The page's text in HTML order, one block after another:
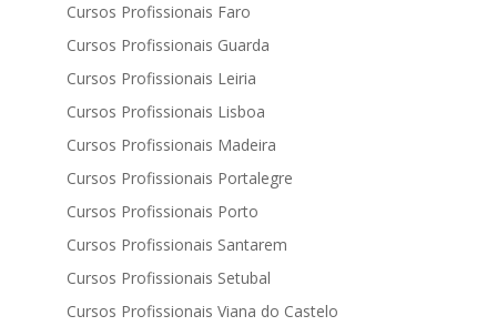
Cursos Profissionais Faro
Cursos Profissionais Guarda
Cursos Profissionais Leiria
Cursos Profissionais Lisboa
Cursos Profissionais Madeira
Cursos Profissionais Portalegre
Cursos Profissionais Porto
Cursos Profissionais Santarem
Cursos Profissionais Setubal
Cursos Profissionais Viana do Castelo